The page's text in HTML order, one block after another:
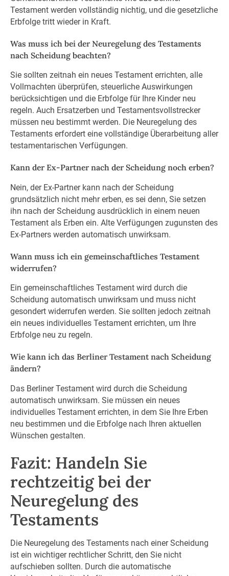
Testament werden vollständig nichtig, und die gesetzliche
Erbfolge tritt wieder in Kraft.
Was muss ich bei der Neuregelung des Testaments
nach Scheidung beachten?
Sie sollten zeitnah ein neues Testament errichten, alle
Vollmachten überprüfen, steuerliche Auswirkungen
berücksichtigen und die Erbfolge für Ihre Kinder neu
regeln. Auch Ersatzerben und Testamentsvollstrecker
müssen neu bestimmt werden. Die Neuregelung des
Testaments erfordert eine vollständige Überarbeitung aller
testamentarischen Verfügungen.
Kann der Ex-Partner nach der Scheidung noch erben?
Nein, der Ex-Partner kann nach der Scheidung
grundsätzlich nicht mehr erben, es sei denn, Sie setzen
ihn nach der Scheidung ausdrücklich in einem neuen
Testament als Erben ein. Alte Verfügungen zugunsten des
Ex-Partners werden automatisch unwirksam.
Wann muss ich ein gemeinschaftliches Testament
widerrufen?
Ein gemeinschaftliches Testament wird durch die
Scheidung automatisch unwirksam und muss nicht
gesondert widerrufen werden. Sie sollten jedoch zeitnah
ein neues individuelles Testament errichten, um Ihre
Erbfolge neu zu regeln.
Wie kann ich das Berliner Testament nach Scheidung
ändern?
Das Berliner Testament wird durch die Scheidung
automatisch unwirksam. Sie müssen ein neues
individuelles Testament errichten, in dem Sie Ihre Erben
neu bestimmen und die Erbfolge nach Ihren aktuellen
Wünschen gestalten.
Fazit: Handeln Sie
rechtzeitig bei der
Neuregelung des
Testaments
Die Neuregelung des Testaments nach einer Scheidung
ist ein wichtiger rechtlicher Schritt, den Sie nicht
aufschieben sollten. Durch die automatische